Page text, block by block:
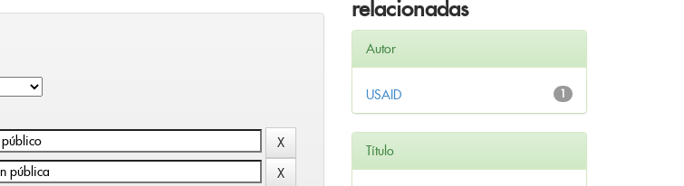
relacionadas
Autor
1
USAID
Título